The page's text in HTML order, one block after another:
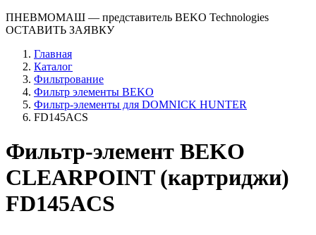
ПНЕВМОМАШ — представитель BEKO Technologies
ОСТАВИТЬ ЗАЯВКУ
Главная
Каталог
Фильтрование
Фильтр элементы BEKO
Фильтр-элементы для DOMNICK HUNTER
FD145ACS
Фильтр-элемент BEKO
CLEARPOINT (картриджи)
FD145ACS